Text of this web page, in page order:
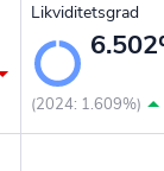
Likviditetsgrad
(2024: 1.609%)